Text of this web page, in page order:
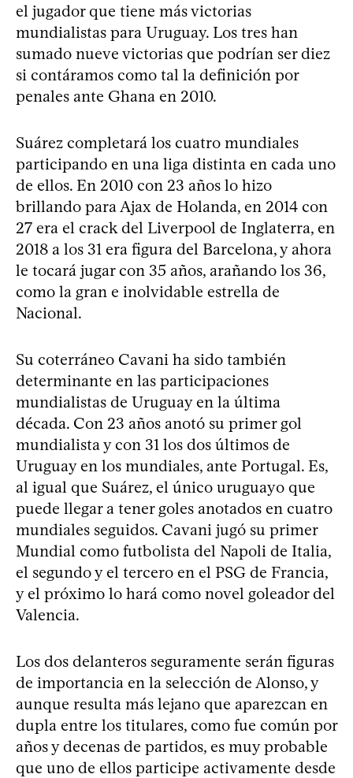
el jugador que tiene más victorias
mundialistas para Uruguay. Los tres han
sumado nueve victorias que podrían ser diez
si contáramos como tal la definición por
penales ante Ghana en 2010.
Suárez completará los cuatro mundiales
participando en una liga distinta en cada uno
de ellos. En 2010 con 23 años lo hizo
brillando para Ajax de Holanda, en 2014 con
27 era el crack del Liverpool de Inglaterra, en
2018 a los 31 era figura del Barcelona, y ahora
le tocará jugar con 35 años, arañando los 36,
como la gran e inolvidable estrella de
Nacional.
Su coterráneo Cavani ha sido también
determinante en las participaciones
mundialistas de Uruguay en la última
década. Con 23 años anotó su primer gol
mundialista y con 31 los dos últimos de
Uruguay en los mundiales, ante Portugal. Es,
al igual que Suárez, el único uruguayo que
puede llegar a tener goles anotados en cuatro
mundiales seguidos. Cavani jugó su primer
Mundial como futbolista del Napoli de Italia,
el segundo y el tercero en el PSG de Francia,
y el próximo lo hará como novel goleador del
Valencia.
Los dos delanteros seguramente serán figuras
de importancia en la selección de Alonso, y
aunque resulta más lejano que aparezcan en
dupla entre los titulares, como fue común por
años y decenas de partidos, es muy probable
que uno de ellos participe activamente desde